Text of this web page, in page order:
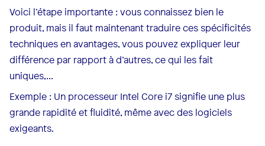
Voici l’étape importante : vous connaissez bien le
produit, mais il faut maintenant traduire ces spécificités
techniques en avantages, vous pouvez expliquer leur
différence par rapport à d’autres, ce qui les fait
uniques,...
Exemple : Un processeur Intel Core i7 signifie une plus
grande rapidité et fluidité, même avec des logiciels
exigeants.